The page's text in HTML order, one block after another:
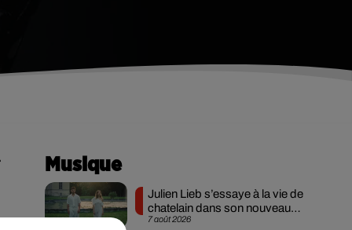
Musique
7 août 2026
Julien Lieb s’essaye à la vie de
chatelain dans son nouveau
clip